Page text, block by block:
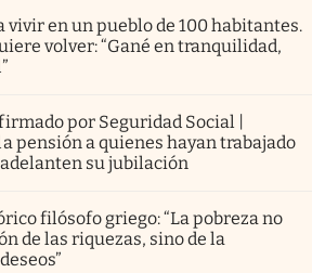
vivir en un pueblo de 100 habitantes.
volver: “Gané en tranquilidad,
por Seguridad Social |
pensión a quienes hayan trabajado
su jubilación
filósofo griego: “La pobreza no
de las riquezas, sino de la